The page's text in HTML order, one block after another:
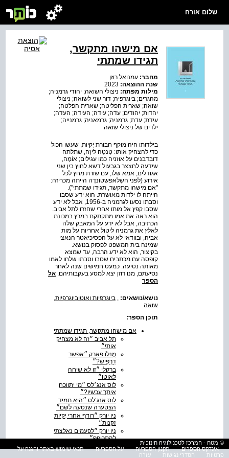
שלום אורח
אם מישהו מתקשר,
תגידו שמתתי
מחבר: עמנואל רוזן
שנת ההוצאה:
מילות מפתח: ניצולי השואה; יהודי גרמניה;
מהגרים; ביוגרפיה; דור שני לשואה; ניצולי
שואה; שארית הפליטה; שארית הפלטה;
יהדות; יהודים; עדה; עידה; העידה; העדה;
עידת; עדת; גרמניה; גרמאניה; גרמנייה;
ילדים של ניצולי שואה
בילדותו היה מוקף חבורת יֶקיות, שעשו הכול
כדי להצחיק אותו: טָנטֶה ליזֶה, שתלתה
דובדבנים על אוזניה כמו עגילים; אוֹמָה,
שידעה לחצצר בגבעול דשא לחוץ בין שני
אגודלים; אמא שלו, עם שורת מחץ לכל
אירוע (לפני השְלאפשטוּנדֶה הייתה מכריזה:
"אם מישהו מתקשר, תגידו שמתתי").
הייתה לו ילדות מאושרת. הוא ידע שסבו
וסבתו נסעו לגרמניה ב-1956, אבל לא ידע
שסבו קפץ אל מותו אחרי שחזרו לתל אביב.
הוא ראה את אמו מתקתקת במרץ במכונת
הכתיבה, אבל לא ידע על המאבק שלה
לאלץ את גרמניה ליטול אחריות על מות
אביה, ובוודאי לא על הפסיכיאטר הנאצי
שמינה בית המשפט לפסוק בנושא.
בקיצור, הוא לא ידע הרבה, עד שמצא
קופסה עם מכתבים שסבו וסבתו שלחו לאמו
מאותה נסיעה. כמעט חמישים שנה לאחר
נסיעתם, מנו רוזן יצא למסע בעקבותיהם. אל
הספר
נושא/נושאים: ביוגרפיות ואוטוביוגרפיות
שואה
תוכן הספר:
אם מישהו מתקשר, תגידו שמתתי
תל אביב ״זה לא מצחיק
אותי״
מֶנלוֹ פארק ״אפשר
דַרְפִיש?״
ברקלי ״זו לא שיחה
לאוטו״
לוס אנג׳לס ״מי יתווכח
איתך עכשיו?״
לוס אנג‘לס ״היא תמיד
הצטערה שנסעה לשם״
ניו יורק ״רודף אחרי יֶקיות
זקנות״
ניו יורק ״לפעמים נאלצתי
להתכופף״
מעל האוקיינוס ״כלום״
© מטח - המרכז לטכנולוגיה חינוכית
אינדקס הספרים
תקנון הספרייה על הספרייה
תנאי שימוש באתר והגנה על
פרטיות
הסדרי נגישות עזרה